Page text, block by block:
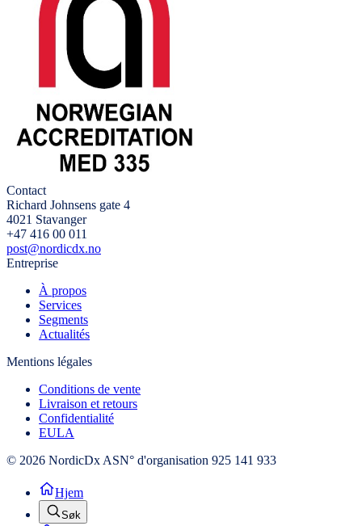
Contact
Richard Johnsens gate 4
4021 Stavanger
+47 416 00 011
post@nordicdx.no
Entreprise
À propos
Services
Segments
Actualités
Mentions légales
Conditions de vente
Livraison et retours
Confidentialité
EULA
© 2026 NordicDx ASN° d'organisation 925 141 933
Hjem
Søk